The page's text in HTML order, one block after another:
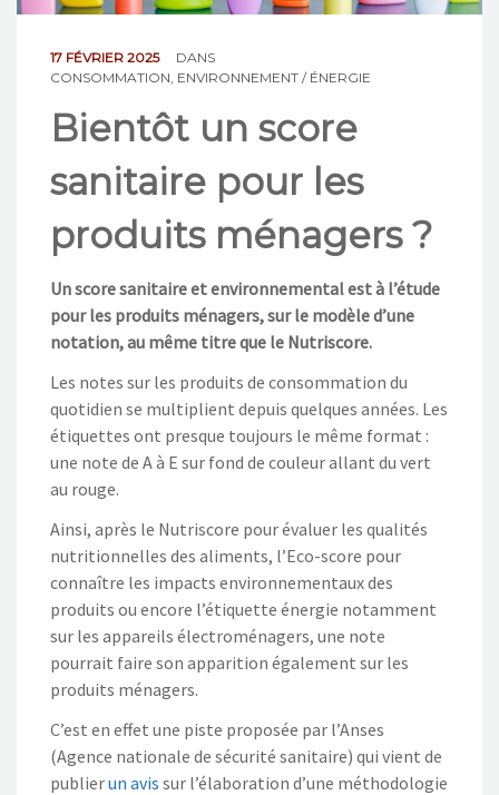
17 FÉVRIER 2025
DANS
CONSOMMATION ENVIRONNEMENT / ÉNERGIE
Bientôt un score
sanitaire pour les
produits ménagers ?
Un score sanitaire et environnemental est à l’étude
pour les produits ménagers, sur le modèle d’une
notation, au même titre que le Nutriscore.
Les notes sur les produits de consommation du
quotidien se multiplient depuis quelques années. Les
étiquettes ont presque toujours le même format :
une note de A à E sur fond de couleur allant du vert
au rouge.
Ainsi, après le Nutriscore pour évaluer les qualités
nutritionnelles des aliments, l’Eco-score pour
connaître les impacts environnementaux des
produits ou encore l’étiquette énergie notamment
sur les appareils électroménagers, une note
pourrait faire son apparition également sur les
produits ménagers.
C’est en effet une piste proposée par l’Anses
(Agence nationale de sécurité sanitaire) qui vient de
publierun avis sur l’élaboration d’une méthodologie